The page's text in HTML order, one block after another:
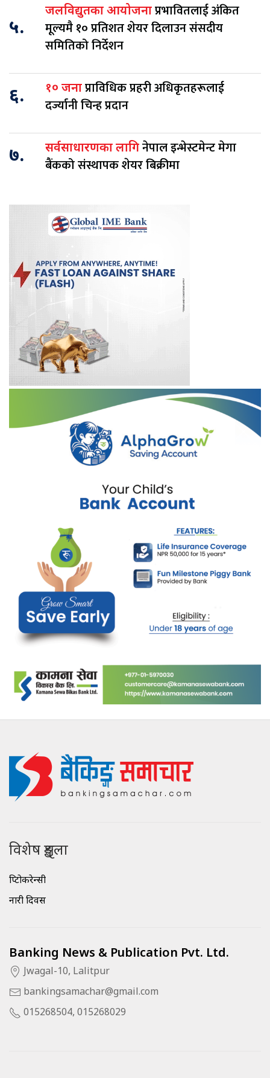
५.
जलविद्युतका आयोजनाप्रभावितलाई अंकित
मूल्यमै १० प्रतिशत शेयर दिलाउन संसदीय
समितिको निर्देशन
६. १० जनाप्राविधिक प्रहरी अधिकृतहरूलाई
दर्ज्यानी चिन्ह प्रदान
७. सर्वसाधारणका लागिनेपाल इन्भेस्टमेन्ट मेगा
बैंकको संस्थापक शेयर बिक्रीमा
विशेष शृङ्खला
क्रिप्टोकरेन्सी
नारी दिवस
Banking News & Publication Pvt. Ltd.
Jwagal-10, Lalitpur
bankingsamachar@gmail.com
015268504, 015268029